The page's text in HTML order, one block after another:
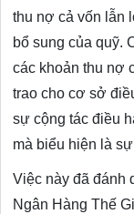
thu nợ cả vốn lẫn
bổ sung của quỹ.
các khoản thu nợ
trao cho cơ sở
sự cộng tác điều
mà biểu hiện là
Việc này đã đánh
Ngân Hàng Thế